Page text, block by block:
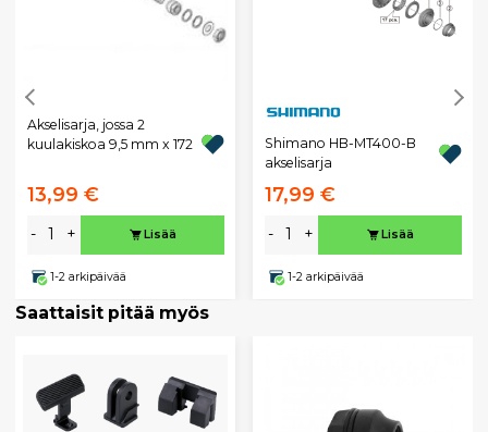
Akselisarja, jossa 2
kuulakiskoa 9,5 mm x 172
13,99 €
- + Lisää
1-2 arkipäivää
Shimano HB-MT400-B
akselisarja
17,99 €
- + Lisää
1-2 arkipäivää
Saattaisit pitää myös